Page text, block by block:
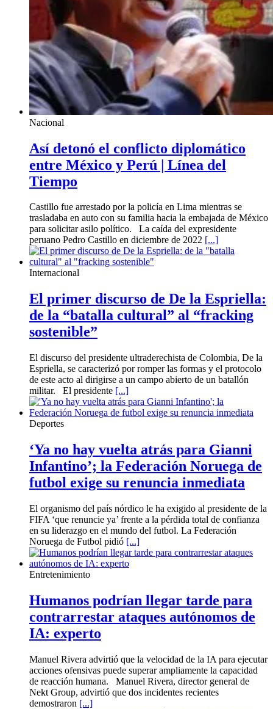
Nacional
Así detonó el conflicto diplomático
entre México y Perú | Línea del
Tiempo
Castillo fue arrestado por la policía en Lima mientras se
trasladaba en auto con su familia hacia la embajada de México
para solicitar asilo político. La caída del expresidente
peruano Pedro Castillo en diciembre de 2022 [...]
Internacional
El primer discurso de De la Espriella:
de la “batalla cultural” al “fracking
sostenible”
El discurso del presidente ultraderechista de Colombia, De la
Espriella, se caracterizó por romper las formas y el protocolo
de este acto al dirigirse a un campo abierto de un batallón
militar. El presidente [...]
Deportes
‘Ya no hay vuelta atrás para Gianni
Infantino’; la Federación Noruega de
futbol exige su renuncia inmediata
El organismo del país nórdico le ha exigido al presidente de la
FIFA ‘que renuncie ya’ frente a la pérdida total de confianza
en su liderazgo en el mundo del futbol. La Federación
Noruega de Futbol pidió [...]
Entretenimiento
Humanos podrían llegar tarde para
contrarrestar ataques autónomos de
IA: experto
Manuel Rivera advirtió que la velocidad de la IA para ejecutar
acciones ofensivas puede superar ampliamente la capacidad
de reacción humana. Manuel Rivera, director general de
Nekt Group, advirtió que dos incidentes recientes
demostraron [...]